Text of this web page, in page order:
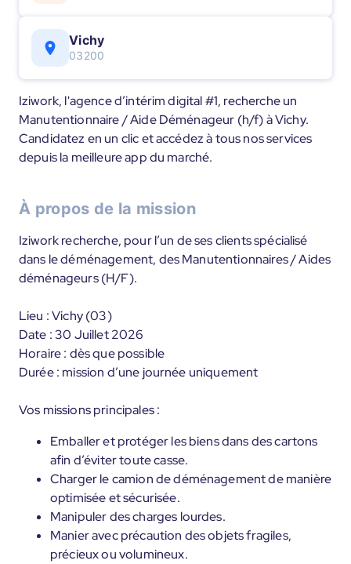
Vichy
03200
Iziwork, l'agence d’intérim digital #1, recherche un
Manutentionnaire / Aide Déménageur (h/f) à Vichy.
Candidatez en un clic et accédez à tous nos services
depuis la meilleure app du marché.
À propos de la mission
Iziwork recherche, pour l’un de ses clients spécialisé
dans le déménagement, des Manutentionnaires / Aides
déménageurs (H/F).
Lieu : Vichy (03)
Date : 30 Juillet 2026
Horaire : dès que possible
Durée : mission d’une journée uniquement
Vos missions principales :
Emballer et protéger les biens dans des cartons
afin d’éviter toute casse.
Charger le camion de déménagement de manière
optimisée et sécurisée.
Manipuler des charges lourdes.
Manier avec précaution des objets fragiles,
précieux ou volumineux.